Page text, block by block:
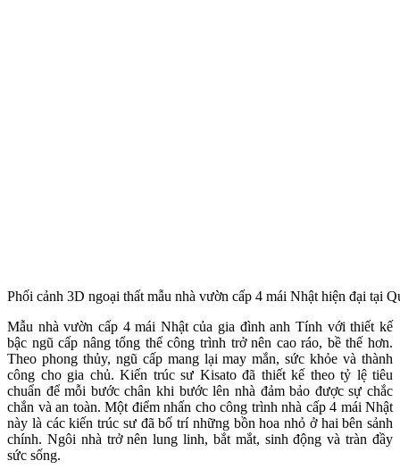
Phối cảnh 3D ngoại thất mẫu nhà vườn cấp 4 mái Nhật hiện đại tại
Mẫu nhà vườn cấp 4 mái Nhật của gia đình anh Tính với thiết kế
bậc ngũ cấp nâng tổng thể công trình trở nên cao ráo, bề thế hơn.
Theo phong thủy, ngũ cấp mang lại may mắn, sức khỏe và thành
công cho gia chủ. Kiến trúc sư Kisato đã thiết kế theo tỷ lệ tiêu
chuẩn để mỗi bước chân khi bước lên nhà đảm bảo được sự chắc
chắn và an toàn. Một điểm nhấn cho công trình nhà cấp 4 mái Nhật
này là các kiến trúc sư đã bố trí những bồn hoa nhỏ ở hai bên sảnh
chính. Ngôi nhà trở nên lung linh, bắt mắt, sinh động và tràn đầy
sức sống.